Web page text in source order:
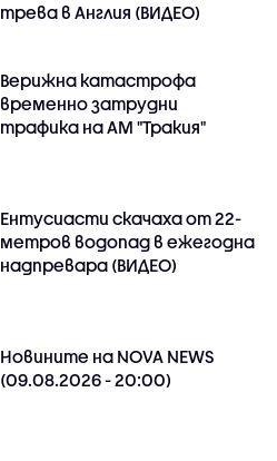
трева в Англия (ВИДЕО)
Верижна катастрофа
временно затрудни
трафика на АМ "Тракия"
Ентусиасти скачаха от 22-
метров водопад в ежегодна
надпревара (ВИДЕО)
Новините на NOVA NEWS
(09.08.2026 - 20:00)